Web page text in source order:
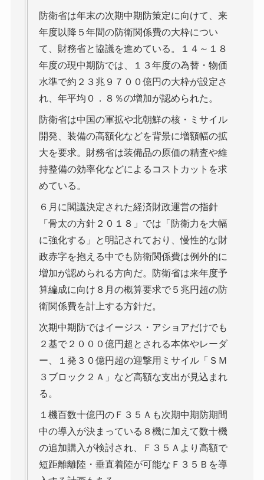
防衛省は年末の次期中期防策定に向けて、来
年度以降５年間の防衛関係費の大枠につい
て、財務省と協議を進めている。１４～１８
年度の現中期防では、１３年度の為替・物価
水準で約２３兆９７００億円の大枠が設定さ
れ、年平均０．８％の増加が認められた。
防衛省は中国の軍拡や北朝鮮の核・ミサイル
開発、装備の高額化などを背景に増額幅の拡
大を要求。財務省は装備品の原価の精査や維
持整備の効率化などによるコストカットを求
めている。
６月に閣議決定された経済財政運営の指針
「骨太の方針２０１８」では「防衛力を大幅
に強化する」と明記されており、慢性的な財
政赤字を抱える中でも防衛関係費は例外的に
増加が認められる方向だ。防衛省は来年度予
算編成に向け８月の概算要求で５兆円超の防
衛関係費を計上する方針だ。
次期中期防ではイージス・アショアだけでも
２基で２０００億円超とされる本体やレーダ
ー、１発３０億円超の迎撃用ミサイル「ＳＭ
３ブロック２Ａ」など高額な支出が見込まれ
る。
１機百数十億円のＦ３５Ａも次期中期防期間
中の導入が決まっている８機に加えて数十機
の追加購入が検討され、Ｆ３５Ａより高額で
短距離離陸・垂直着陸が可能なＦ３５Ｂを導